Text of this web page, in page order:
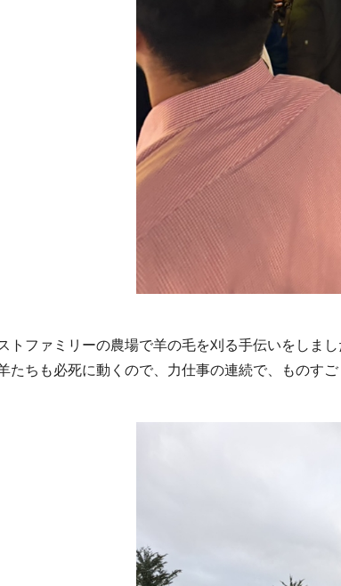
トファミリーの農場で羊の毛を刈る手伝いをしま
たちも必死に動くので、力仕事の連続で、ものす